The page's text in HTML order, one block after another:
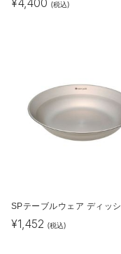
¥4,400 (税込)
SPテーブルウェア ディッ
¥1,452 (税込)